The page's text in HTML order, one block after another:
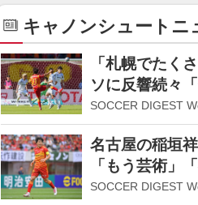
キャノンシュートニ
「札幌でたく
ソに反響続々
SOCCER DIGEST
名古屋の稲垣
「もう芸術」
SOCCER DIGEST